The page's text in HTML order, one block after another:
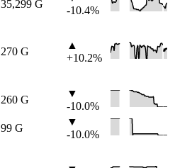
35,299 G
-10.4%
270 G
▲
+10.2%
260 G
▼
-10.0%
99 G
▼
-10.0%